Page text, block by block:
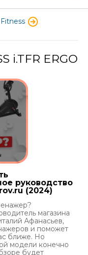
i.TFR ERGO
руководство
(2024)
магазина
Афанасьев,
и поможет
ближе. Но
модели конечно
будет